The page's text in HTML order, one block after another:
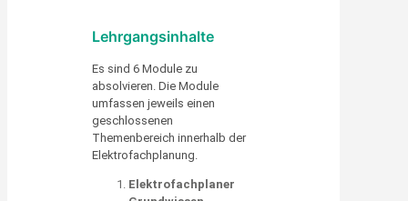
Lehrgangsinhalte
Es sind 6 Module zu
absolvieren. Die Module
umfassen jeweils einen
geschlossenen
Themenbereich innerhalb der
Elektrofachplanung.
Elektrofachplaner